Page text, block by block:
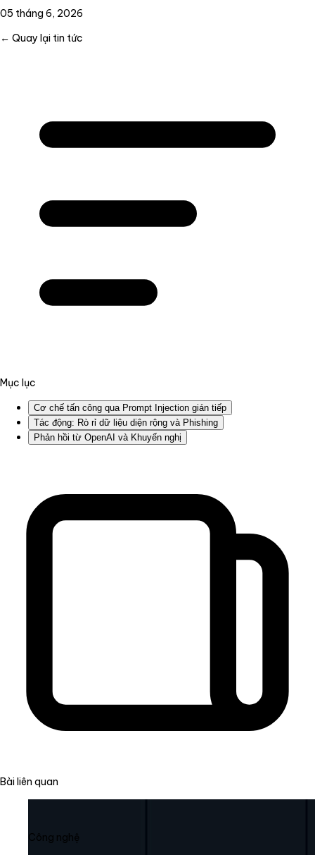
05 tháng 6, 2026
← Quay lại tin tức
Mục lục
Cơ chế tấn công qua Prompt Injection gián tiếp
Tác động: Rò rỉ dữ liệu diện rộng và Phishing
Phản hồi từ OpenAI và Khuyến nghị
Bài liên quan
Công nghệ